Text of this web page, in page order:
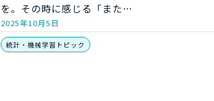
を。その時に感じる「また…
2025年10月5日
統計・機械学習トピック